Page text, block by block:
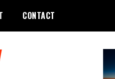
CONTACT